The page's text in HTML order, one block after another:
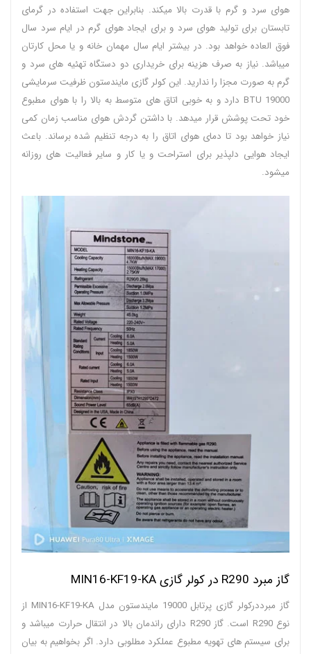
هوای سرد و گرم با قدرت بالا میکند. بنابراین جهت استفاده در گرمای
تابستان برای تولید هوای سرد و برای ایجاد هوای گرم در ایام سرد سال
فوق العاده خواهد بود. در بیشتر ایام سال مهمان خانه و یا محل کارتان
میباشد. نیاز به صرف هزینه برای خریداری دو دستگاه تهئیه های سرد و
گرم به صورت مجزا را ندارید. این کولر گازی مایندستون ظرفیت سرمایشی
19000 BTU دارد و به خوبی اتاق های متوسط به بالا را با هوای مطبوع
خود تحت پوشش قرار میدهد. با داشتن گردش هوای مناسب زمان کمی
نیاز خواهد بود تا دمای هوای اتاق را به درجه تنظیم شده برساند. باعث
ایجاد هوایی دلپذیر برای استراحت و یا کار و سایر فعالیت های روزانه
میشود.
گاز مبرد R290 در کولر گازی MIN16-KF19-KA
گاز مبرددرکولر گازی پرتابل 19000 مایندستون مدل MIN16-KF19-KA از
نوع R290 است. گاز R290 دارای راندمان بالا در انتقال حرارت میباشد و
برای سیستم های تهویه مطبوع عملکرد مطلوبی دارد. اگر بخواهیم به بیان